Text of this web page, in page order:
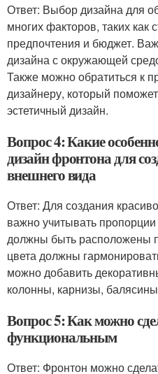
Ответ: Выбор дизайна для
многих факторов, таких как
предпочтения и бюджет.
дизайна с окружающей
Также можно обратиться к
дизайнеру, который
эстетичный дизайн.
Вопрос 4: Какие
дизайн фронтона для
внешнего вида
Ответ: Для создания
важно учитывать
должны быть расположены
цвета должны
можно добавить
колонны, карнизы,
Вопрос 5: Как можно
функциональным
Ответ: Фронтон можно